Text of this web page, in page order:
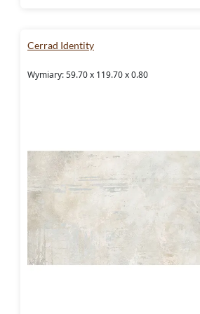
Cerrad Identity
Wymiary: 59.70 x 119.70 x 0.80